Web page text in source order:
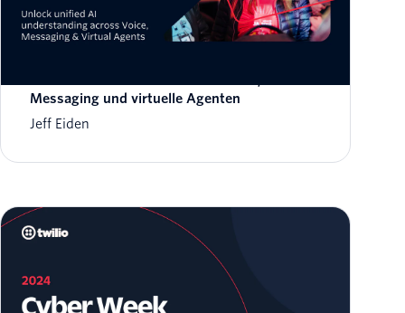
Messaging und virtuelle Agenten
Jeff Eiden